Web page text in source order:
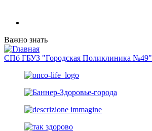
Важно знать
СПб ГБУЗ "Городская Поликлиника №49"